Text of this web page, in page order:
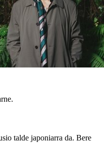
talde japoniarra da. Bere